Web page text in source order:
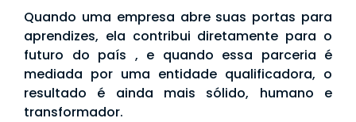
Quando uma empresa abre suas portas para
aprendizes, ela contribui diretamente para o
futuro do país , e quando essa parceria é
mediada por uma entidade qualificadora, o
resultado é ainda mais sólido, humano e
transformador.